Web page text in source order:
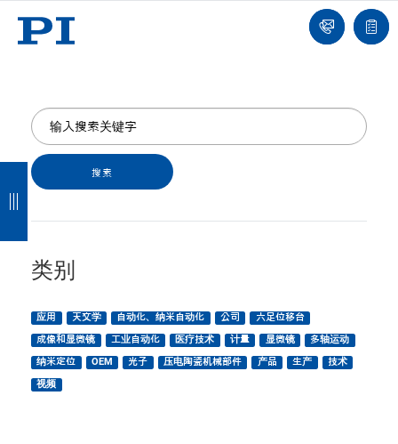
联
系
报
价
们
类别
应用 天文学 自动化、纳米自动化 公司
六足位移台
成像和显微镜
工业自动化 医疗技术 计量 显微镜
多轴运动
纳米定位
OEM 光子 压电陶瓷机械部件 产品 生产
技术
视频